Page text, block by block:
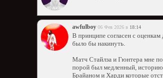
awfulboy 06 Фев 2026 в 18:14
В принципе согласен с
было бы накинуть.
Матч Стайлза и Гюнтера мне
порой был медленный, историю
Брайаном и Харди которые